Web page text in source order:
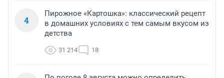
4
Пирожное «Картошка»: классический рецепт
в домашних условиях с тем самым вкусом из
детства
31 214 18